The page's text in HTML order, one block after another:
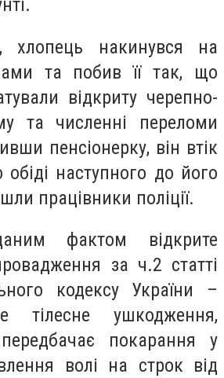
хлопець накинувся на
та побив її так, що
відкриту черепно-
та численні переломи
пенсіонерку, він втік
наступного до його
працівники поліції.
фактом відкрите
за ч.2 статті
кодексу України –
тілесне ушкодження,
покарання у
волі на строк від